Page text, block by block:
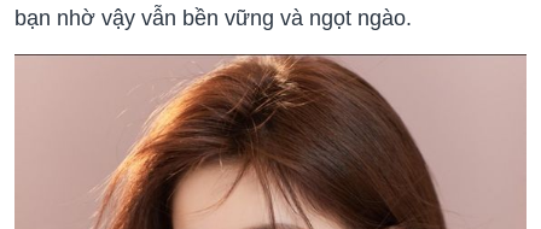
bạn nhờ vậy vẫn bền vững và ngọt ngào.